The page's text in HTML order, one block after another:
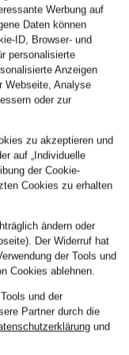
Werbung auf
Daten können
ID, Browser- und
personalisierte
Anzeigen
Webseite, Analyse
oder zur
zu akzeptieren und
auf „Individuelle
der Cookie-
Cookies zu erhalten
ändern oder
Der Widerruf hat
der Tools und
Cookies ablehnen.
und der
Partner durch die
und